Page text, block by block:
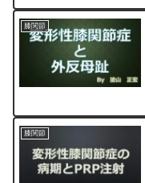
膝関節
膝関節